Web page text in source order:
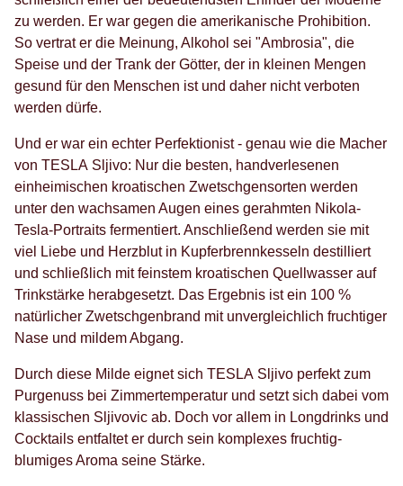
zu werden. Er war gegen die amerikanische Prohibition.
So vertrat er die Meinung, Alkohol sei "Ambrosia", die
Speise und der Trank der Götter, der in kleinen Mengen
gesund für den Menschen ist und daher nicht verboten
werden dürfe.
Und er war ein echter Perfektionist - genau wie die Macher
von TESLA Sljivo: Nur die besten, handverlesenen
einheimischen kroatischen Zwetschgensorten werden
unter den wachsamen Augen eines gerahmten Nikola-
Tesla-Portraits fermentiert. Anschließend werden sie mit
viel Liebe und Herzblut in Kupferbrennkesseln destilliert
und schließlich mit feinstem kroatischen Quellwasser auf
Trinkstärke herabgesetzt. Das Ergebnis ist ein 100 %
natürlicher Zwetschgenbrand mit unvergleichlich fruchtiger
Nase und mildem Abgang.
Durch diese Milde eignet sich TESLA Sljivo perfekt zum
Purgenuss bei Zimmertemperatur und setzt sich dabei vom
klassischen Sljivovic ab. Doch vor allem in Longdrinks und
Cocktails entfaltet er durch sein komplexes fruchtig-
blumiges Aroma seine Stärke.